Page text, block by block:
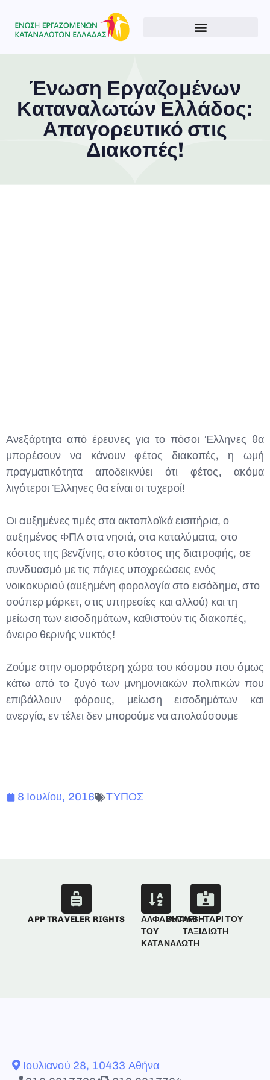
Ένωση Εργαζομένων
Καταναλωτών Ελλάδος:
Απαγορευτικό στις
Διακοπές!
Ανεξάρτητα από έρευνες για το πόσοι Έλληνες θα
μπορέσουν να κάνουν φέτος διακοπές, η ωμή
πραγματικότητα αποδεικνύει ότι φέτος, ακόμα
λιγότεροι Έλληνες θα είναι οι τυχεροί!
Οι αυξημένες τιμές στα ακτοπλοϊκά εισιτήρια, ο
αυξημένος ΦΠΑ στα νησιά, στα καταλύματα, στο
κόστος της βενζίνης, στο κόστος της διατροφής, σε
συνδυασμό με τις πάγιες υποχρεώσεις ενός
νοικοκυριού (αυξημένη φορολογία στο εισόδημα, στο
σούπερ μάρκετ, στις υπηρεσίες και αλλού) και τη
μείωση των εισοδημάτων, καθιστούν τις διακοπές,
όνειρο θερινής νυκτός!
Ζούμε στην ομορφότερη χώρα του κόσμου που όμως
κάτω από το ζυγό των μνημονιακών πολιτικών που
επιβάλλουν φόρους, μείωση εισοδημάτων και
ανεργία, εν τέλει δεν μπορούμε να απολαύσουμε
8 Ιουλίου, 2016 ΤΥΠΟΣ
APP TRAVELER RIGHTS
ΑΛΦΑΒΗΤΑΡΙ
ΤΟΥ
ΚΑΤΑΝΑΛΩΤΗ
ΑΛΦΑΒΗΤΑΡΙ ΤΟΥ
ΤΑΞΙΔΙΩΤΗ
Ιουλιανού 28, 10433 Αθήνα
Type and hit enter